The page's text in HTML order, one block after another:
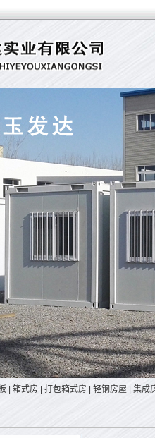
箱式房 打包箱式房 轻钢房屋 集成